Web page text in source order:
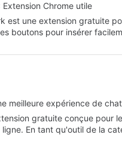
Chrome utile
est une extension gratuite
boutons pour insérer
meilleure expérience de chat
gratuite conçue pour
En tant qu'outil de la